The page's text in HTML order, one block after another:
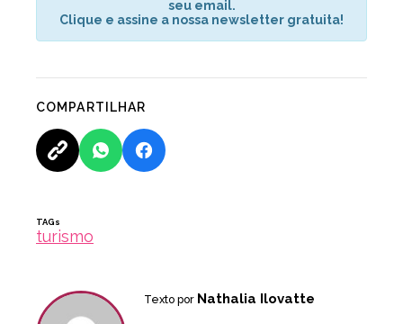
seu email.
Clique e assine a nossa newsletter gratuita!
COMPARTILHAR
TAGs
turismo
Texto por Nathalia Ilovatte